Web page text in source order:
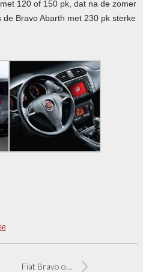
120 of 150 pk, dat na de zomer
Bravo Abarth met 230 pk sterke
Fiat Bravo ook als brave gezinsauto